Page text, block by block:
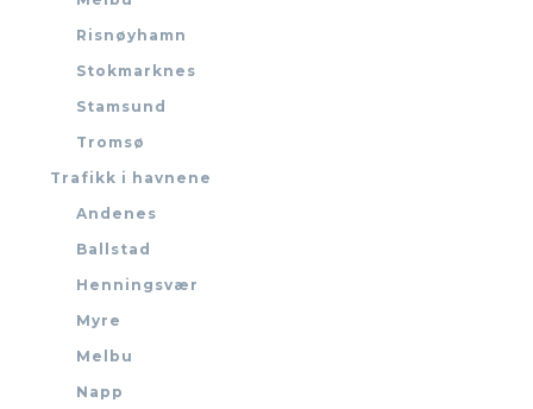
Risnøyhamn
Stokmarknes
Stamsund
Tromsø
Trafikk i havnene
Andenes
Ballstad
Henningsvær
Myre
Melbu
Napp